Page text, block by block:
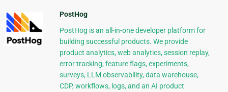
PostHog
PostHog is an all-in-one developer platform for
building successful products. We provide
product analytics, web analytics, session replay,
error tracking, feature flags, experiments,
surveys, LLM observability, data warehouse,
CDP, workflows, logs, and an AI product